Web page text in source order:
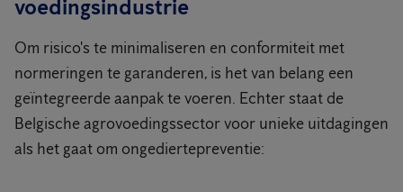
voedingsindustrie
Om risico's te minimaliseren en conformiteit met
normeringen te garanderen, is het van belang een
geïntegreerde aanpak te voeren. Echter staat de
Belgische agrovoedingssector voor unieke uitdagingen
als het gaat om ongediertepreventie: